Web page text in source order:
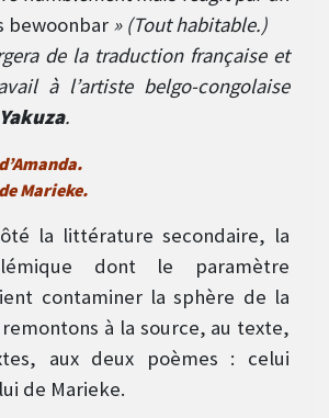
bewoonbar » (Tout habitable.)
de la traduction française et
à l’artiste belgo-congolaise
.
Marieke.
la littérature secondaire, la
dont le paramètre
contaminer la sphère de la
à la source, au texte,
aux deux poèmes : celui
de Marieke.